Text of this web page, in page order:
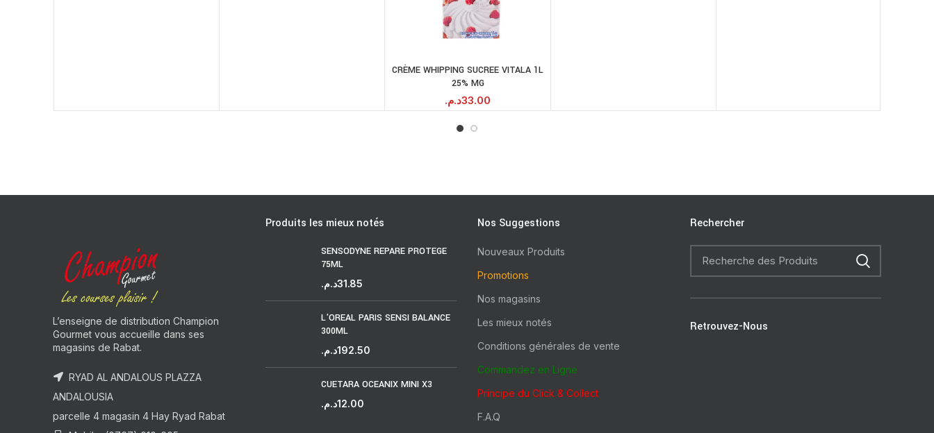
AJOUTER AU
PANIER
CRÈME WHIPPING SUCREE VITALA 1L
25% MG
33.00د.م.
L’enseigne de distribution Champion
Gourmet vous accueille dans ses
magasins de Rabat.
RYAD AL ANDALOUS PLAZZA
ANDALOUSIA
parcelle 4 magasin 4 Hay Ryad Rabat
Produits les mieux notés
SENSODYNE REPARE PROTEGE
75ML
31.85د.م.
L'OREAL PARIS SENSI BALANCE
300ML
192.50د.م.
CUETARA OCEANIX MINI X3
12.00د.م.
Nos Suggestions
Nouveaux Produits
Promotions
Nos magasins
Les mieux notés
Conditions générales de vente
Commandez en Ligne
Principe du Click & Collect
F.A.Q
Rechercher
Retrouvez-Nous